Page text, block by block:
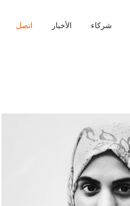
شركاء الأخبار اتصل